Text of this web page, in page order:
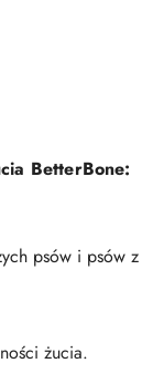
BetterBone:
psów i psów z
żucia.